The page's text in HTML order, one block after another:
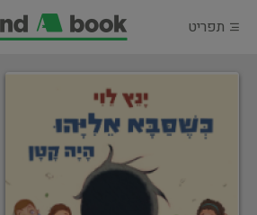
תפריט